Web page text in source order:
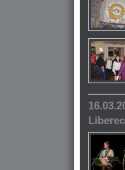
Liberec